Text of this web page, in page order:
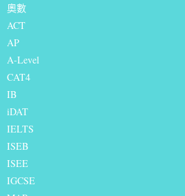
奧數
ACT
AP
A-Level
CAT4
IB
iDAT
IELTS
ISEB
ISEE
IGCSE